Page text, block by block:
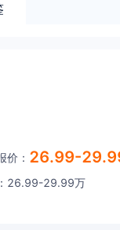
价： 26.99-
26.99-29.99万